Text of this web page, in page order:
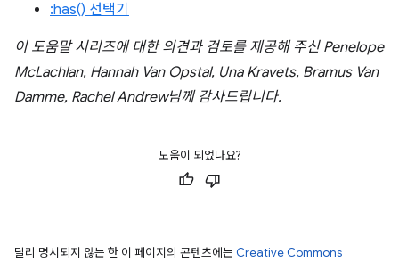
:has() 선택기
이 도움말 시리즈에 대한 의견과 검토를 제공해 주신 Penelope
McLachlan, Hannah Van Opstal, Una Kravets, Bramus Van
Damme, Rachel Andrew님께 감사드립니다.
도움이 되었나요?
달리 명시되지 않는 한 이 페이지의 콘텐츠에는 Creative Commons